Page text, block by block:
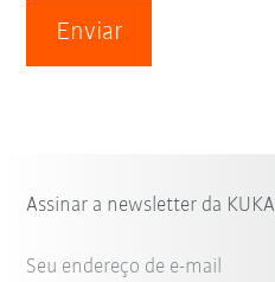
Enviar
Assinar a newsletter da KUKA
Seu endereço de e-mail